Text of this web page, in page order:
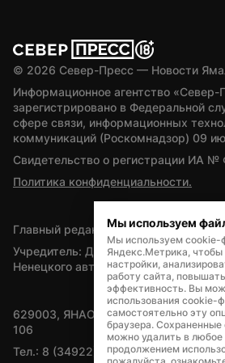
© 2026 Север-Пресс — Новости
Информационное агентство «Север-
зарегистрировано в Федеральной
сфере связи, информационных
коммуникаций (Роскомнадзор) 09
Свидетельство о регистрации ИА
Политика конфиденциальности.
Главный редактор — А.Л. Поздеев
Учредитель: Департамент
Ненецкого автономного округа
629003, ЯНАО, Салехард, мкр.
106
Тел.: 8 (34922) 71262
Мы используем
Мы используем cookie-
Яндекс.Метрика,
настройки,
работу сайта,
эффективность. Вы
использования cookie-
самостоятельно эту
браузера.
можно удалить в
продолжением